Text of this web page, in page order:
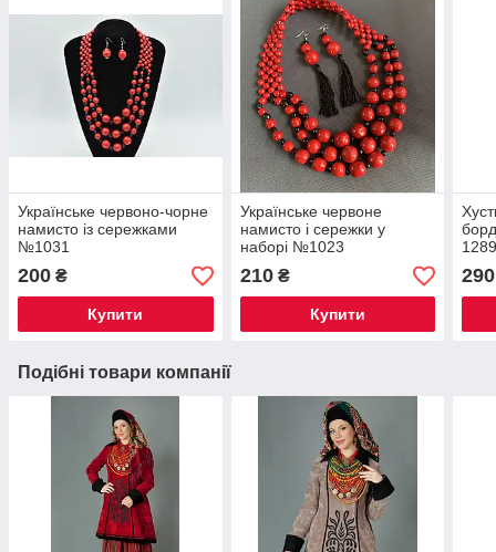
Українське червоно-чорне
намисто із сережками
№1031
200 ₴
Купити
Українське червоне
намисто і сережки у
наборі №1023
210₴
Купити
290
Подібні товари компанії